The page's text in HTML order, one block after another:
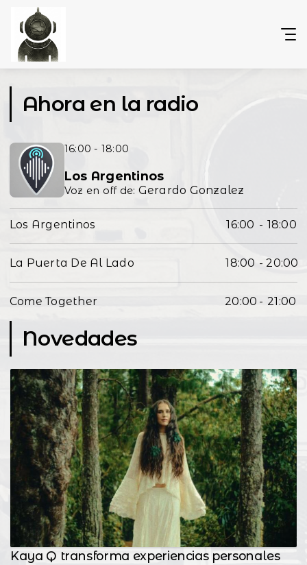
Ahora en la radio
16:00 - 18:00
Los Argentinos
Voz en off de: Gerardo Gonzalez
Los Argentinos 16:00 - 18:00
La Puerta De Al Lado 18:00 -20:00
Come Together 20:00- 21:00
Novedades
Kaya Q transforma experiencias personales